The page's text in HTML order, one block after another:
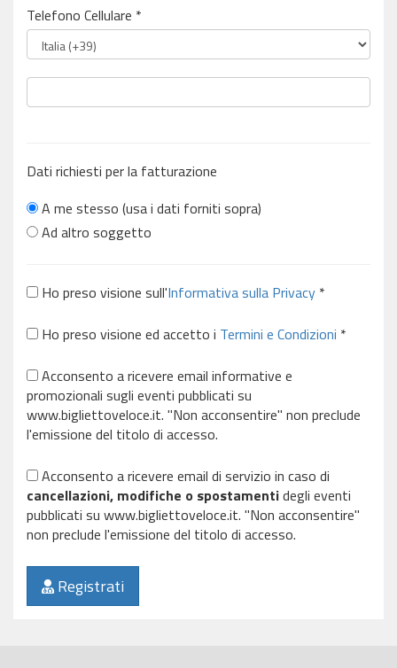
Telefono Cellulare *
Dati richiesti per la fatturazione
A me stesso (usa i dati forniti sopra)
Ad altro soggetto
Ho preso visione sull'Informativa sulla Privacy *
Ho preso visione ed accetto i Termini e Condizioni *
Acconsento a ricevere email informative e
promozionali sugli eventi pubblicati su
www.bigliettoveloce.it. "Non acconsentire" non preclude
l'emissione del titolo di accesso.
Acconsento a ricevere email di servizio in caso di
cancellazioni, modifiche o spostamentidegli eventi
pubblicati su www.bigliettoveloce.it. "Non acconsentire"
non preclude l'emissione del titolo di accesso.
Registrati